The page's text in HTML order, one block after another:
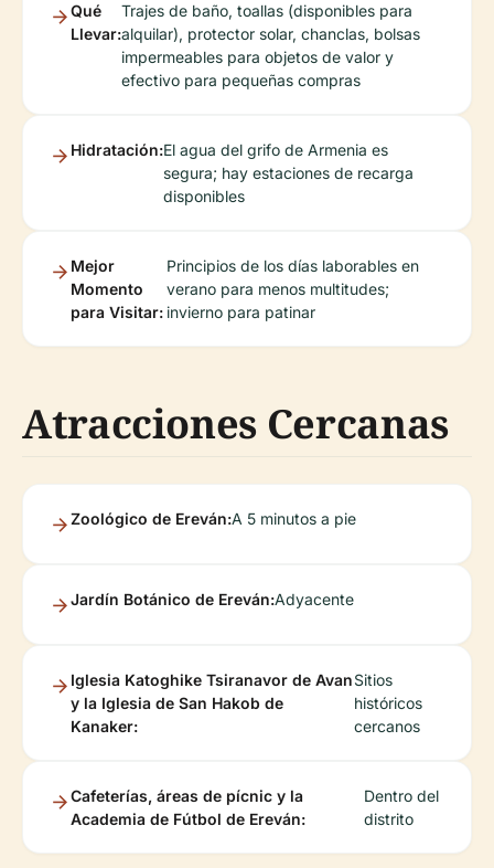
Qué
Llevar:
Trajes de baño, toallas (disponibles para
alquilar), protector solar, chanclas, bolsas
impermeables para objetos de valor y
efectivo para pequeñas compras
Hidratación:El agua del grifo de Armenia es
segura; hay estaciones de recarga
disponibles
Mejor
Momento
para Visitar:
Principios de los días laborables en
verano para menos multitudes;
invierno para patinar
Atracciones Cercanas
Zoológico de Ereván:A 5 minutos a pie
Jardín Botánico de Ereván:Adyacente
Iglesia Katoghike Tsiranavor de Avan
y la Iglesia de San Hakob de
Kanaker:
Sitios
históricos
cercanos
Cafeterías, áreas de pícnic y la
Academia de Fútbol de Ereván:
Dentro del
distrito